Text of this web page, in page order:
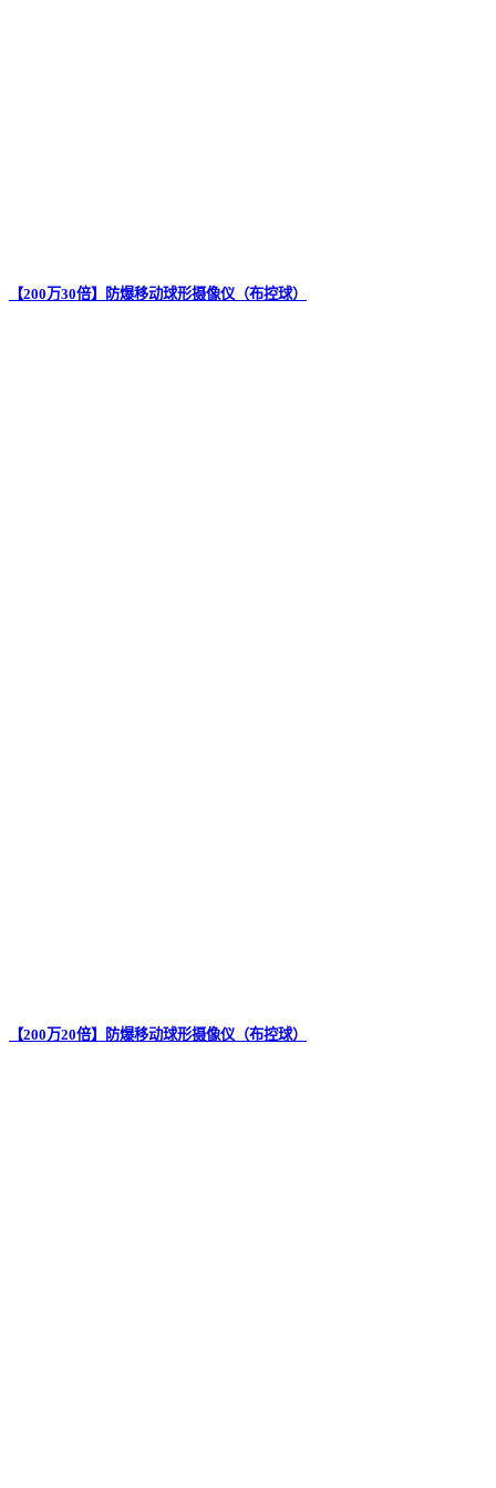
【200万30倍】防爆移动球形摄像仪（布控球）
【200万20倍】防爆移动球形摄像仪（布控球）